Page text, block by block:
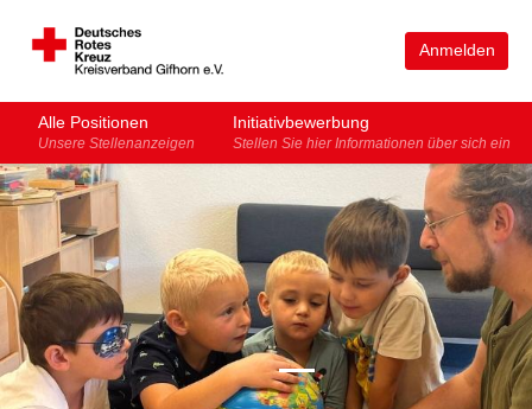
Anmelden
Alle Positionen
Unsere Stellenanzeigen
Initiativbewerbung
Stellen Sie hier Informationen über sich ein